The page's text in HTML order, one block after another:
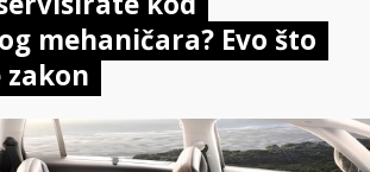
mehaničara? Evo što
zakon